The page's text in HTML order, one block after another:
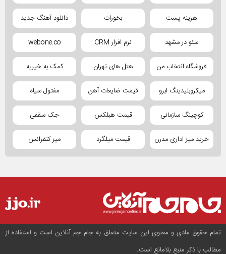
هزینه پست بخورات دانلود آهنگ جدید
سئو در مشهد نرم افزار CRM webone.co
فروشگاه انتخاب من هتل های تهران کمک به خیریه
میکروبلیدینگ ابرو قیمت ضایعات آهن مفتول سیاه
کوچینگ سازمانی قیمت هبلکس جک سقفی
خرید میز اداری مدرن قیمت میلگرد میز کنفرانس
تمام حقوق مادی و معنوی این سایت متعلق به جام جم آنلاین است و استفاده از
مطالب با ذکر منبع بلامانع است.